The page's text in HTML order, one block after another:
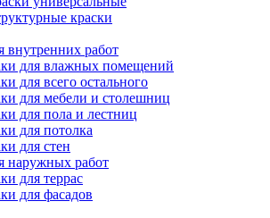
краски
внутренних работ
для влажных помещений
для всего остального
для мебели и столешниц
для пола и лестниц
для потолка
для стен
наружных работ
для террас
для фасадов